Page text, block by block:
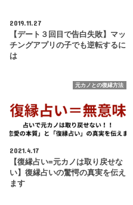
2019.11.27
【デート３回目で告白失敗】マッ
チングアプリの子でも逆転するに
は
元カノとの復縁方法
2021.4.17
【復縁占い=元カノは取り戻せな
い】復縁占いの驚愕の真実を伝え
ます